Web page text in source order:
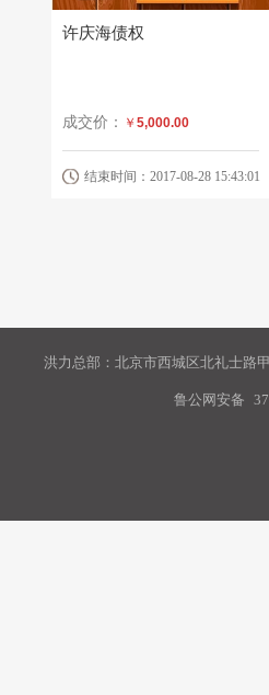
许庆海债权
成交价： ￥ 5,000.00
结束时间：2017-08-28 15:43:01
洪力总部：北京市西城区北礼士路
鲁公网安备